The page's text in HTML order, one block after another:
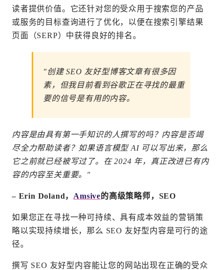
读者提供价值。它还针对您的受众用于搜索您的产品
或服务的目标查询进行了优化，以便在搜索引擎结果
页面（SERP）中获得良好的排名。
"创建 SEO 友好型博客文章有很多因
素，但我目前看到谷歌正在寻找的最重
要的信号是有用的内容。
内容是由具有第一手知识的人撰写的吗？内容是否竭
尽全力帮助读者？如果语言模型 AI 可以写出来，那么
它之前就已经被写过了。在 2024 年，真正改进已有内
容的内容至关重要。"
– Erin Doland， Amsive的高级策略师，SEO
如果您正在寻找一种可持续、具有成本效益的营销策
略以实现持续增长，那么 SEO 友好型内容是可行的途
径。
撰写 SEO 友好型内容能让您的网站出现在正确的受众